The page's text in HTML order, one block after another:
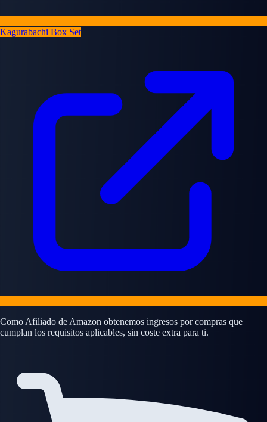
Kagurabachi Box Set
Como Afiliado de Amazon obtenemos ingresos por compras que
cumplan los requisitos aplicables, sin coste extra para ti.